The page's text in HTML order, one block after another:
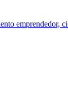
emprendedor,